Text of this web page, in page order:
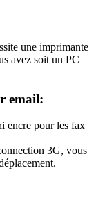
une imprimante
avez soit un PC
email:
encre pour les fax
3G, vous